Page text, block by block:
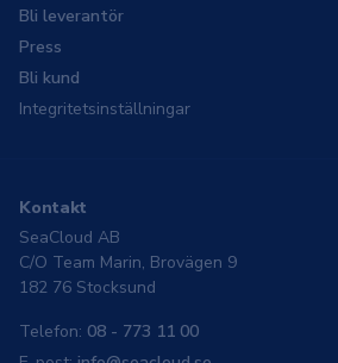
Bli leverantör
Press
Bli kund
Integritetsinställningar
Kontakt
SeaCloud AB
C/O Team Marin, Brovägen 9
182 76 Stocksund
Telefon: 08 - 773 11 00